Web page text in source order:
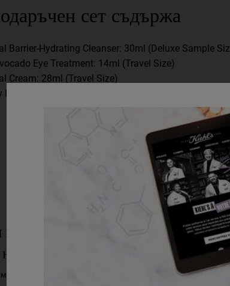
сет съдържа
Barrier-Hydrating Cleanser: 30ml (Deluxe Sample
Eye Treatment: 14ml (Travel Size)
Cream: 28ml (Travel Size)
Mega Moisture Squalane Cream: 30ml (Deluxe Sample
ПОТРЕБИТЕЛИ
МОЕТО МНЕНИЕ
си с други клиенти
В момента няма
Бъдете първият,